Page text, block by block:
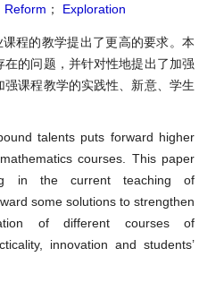
Reform ； Exploration
程的教学提出了更高的要求。本
的问题，并针对性地提出了加强
课程教学的实践性、新意、学生
talents puts forward higher
courses. This paper
in the current teaching of
some solutions to strengthen
of different courses of
innovation and students’